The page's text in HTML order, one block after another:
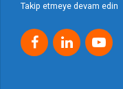
Takip etmeye devam edin